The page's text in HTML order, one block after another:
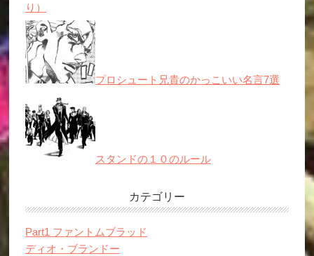
り）
プロシュート兄貴のかっこいい名言7選
スタンドの１０のルール
カテゴリー
Part1 ファントムブラッド
ディオ・ブランドー